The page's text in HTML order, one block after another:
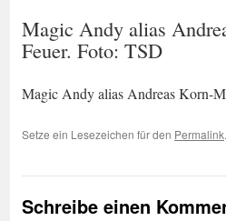
Magic Andy alias
Feuer. Foto: TSD
Magic Andy alias Andreas Korn-
Setze ein Lesezeichen für den Permalink.
Schreibe einen